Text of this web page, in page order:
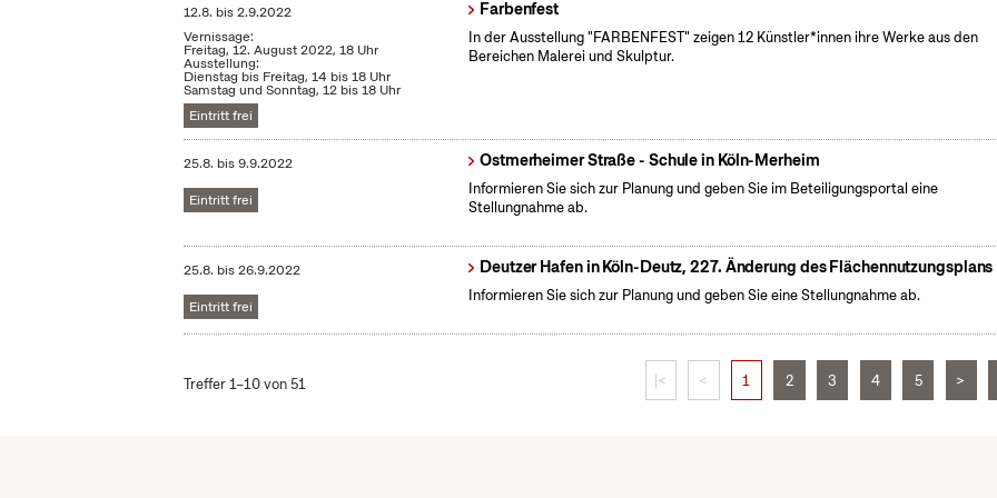
12.8. bis2.9.2022
Vernissage:
Freitag, 12. August 2022, 18 Uhr
Ausstellung:
Dienstag bis Freitag, 14 bis 18 Uhr
Samstag und Sonntag, 12 bis 18 Uhr
Eintritt frei
Farbenfest
In der Ausstellung "FARBENFEST" zeigen 12 Künstler*innen ihre Werke aus den
Bereichen Malerei und Skulptur.
25.8. bis9.9.2022
Eintritt frei
Ostmerheimer Straße - Schule in Köln-Merheim
Informieren Sie sich zur Planung und geben Sie im Beteiligungsportal eine
Stellungnahme ab.
25.8. bis26.9.2022
Eintritt frei
Deutzer Hafen in Köln-Deutz, 227. Änderung des Flächennutzungsplans
Informieren Sie sich zur Planung und geben Sie eine Stellungnahme ab.
Treffer 1–10 von 51 |< < 1 2 3 4 5 >